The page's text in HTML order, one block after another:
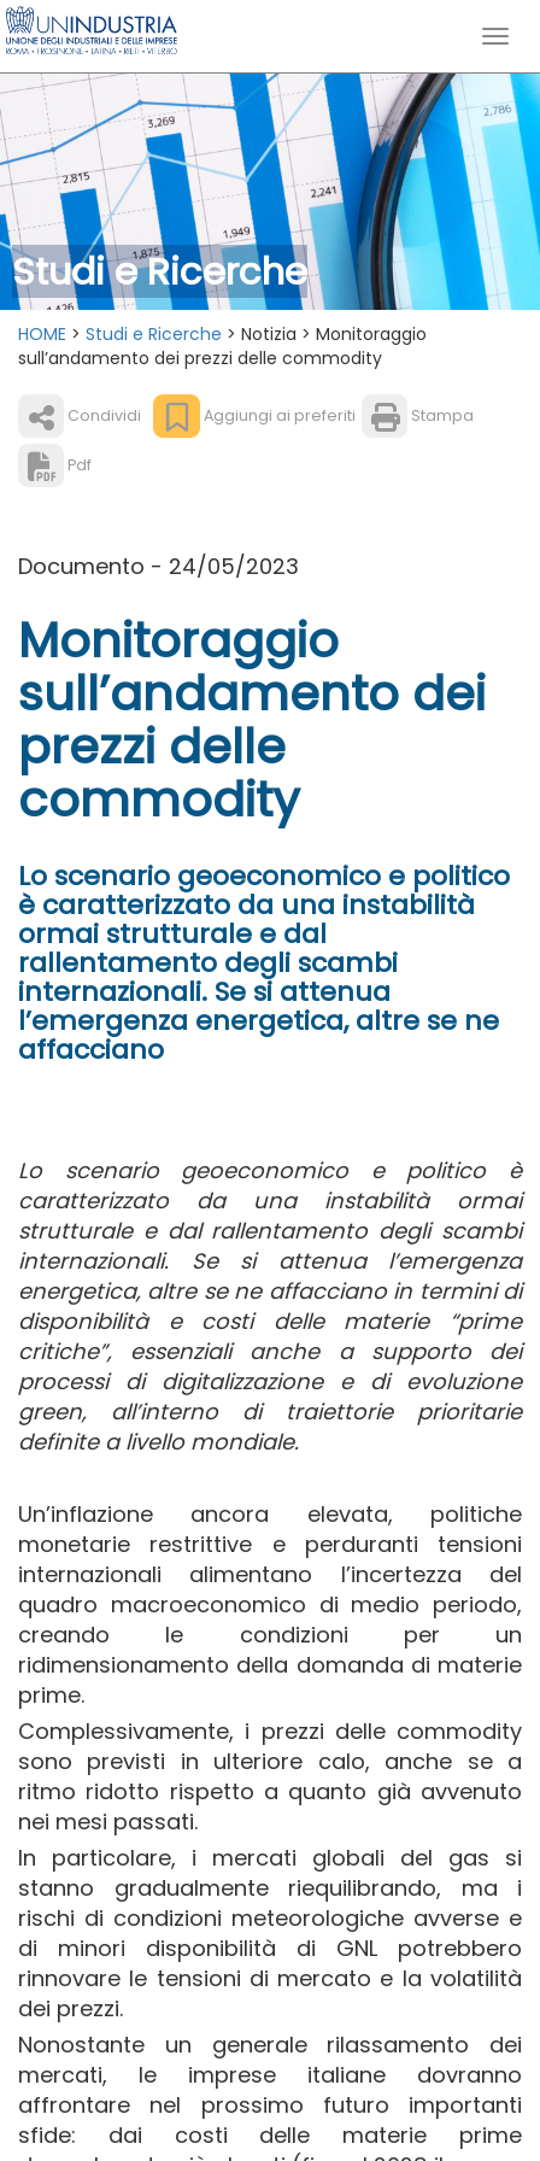
Studi e Ricerche
HOME > Studi e Ricerche > Notizia > Monitoraggio
sull’andamento dei prezzi delle commodity
Condividi Aggiungi ai preferiti Stampa
Pdf
Documento - 24/05/2023
Monitoraggio
sull’andamento dei
prezzi delle
commodity
Lo scenario geoeconomico e politico
è caratterizzato da una instabilità
ormai strutturale e dal
rallentamento degli scambi
internazionali. Se si attenua
l’emergenza energetica, altre se ne
affacciano
Lo scenario geoeconomico e politico è
caratterizzato da una instabilità ormai
strutturale e dal rallentamento degli scambi
internazionali. Se si attenua l’emergenza
energetica, altre se ne affacciano in termini di
disponibilità e costi delle materie “prime
critiche”, essenziali anche a supporto dei
processi di digitalizzazione e di evoluzione
green, all’interno di traiettorie prioritarie
definite a livello mondiale.
Un’inflazione ancora elevata, politiche
monetarie restrittive e perduranti tensioni
internazionali alimentano l’incertezza del
quadro macroeconomico di medio periodo,
creando le condizioni per un
ridimensionamento della domanda di materie
prime.
Complessivamente, i prezzi delle commodity
sono previsti in ulteriore calo, anche se a
ritmo ridotto rispetto a quanto già avvenuto
nei mesi passati.
In particolare, i mercati globali del gas si
stanno gradualmente riequilibrando, ma i
rischi di condizioni meteorologiche avverse e
di minori disponibilità di GNL potrebbero
rinnovare le tensioni di mercato e la volatilità
dei prezzi.
Nonostante un generale rilassamento dei
mercati, le imprese italiane dovranno
affrontare nel prossimo futuro importanti
sfide: dai costi delle materie prime